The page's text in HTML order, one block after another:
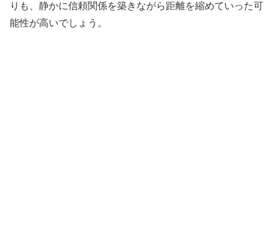
りも、静かに信頼関係を築きながら距離を縮めていった可
能性が高いでしょう。